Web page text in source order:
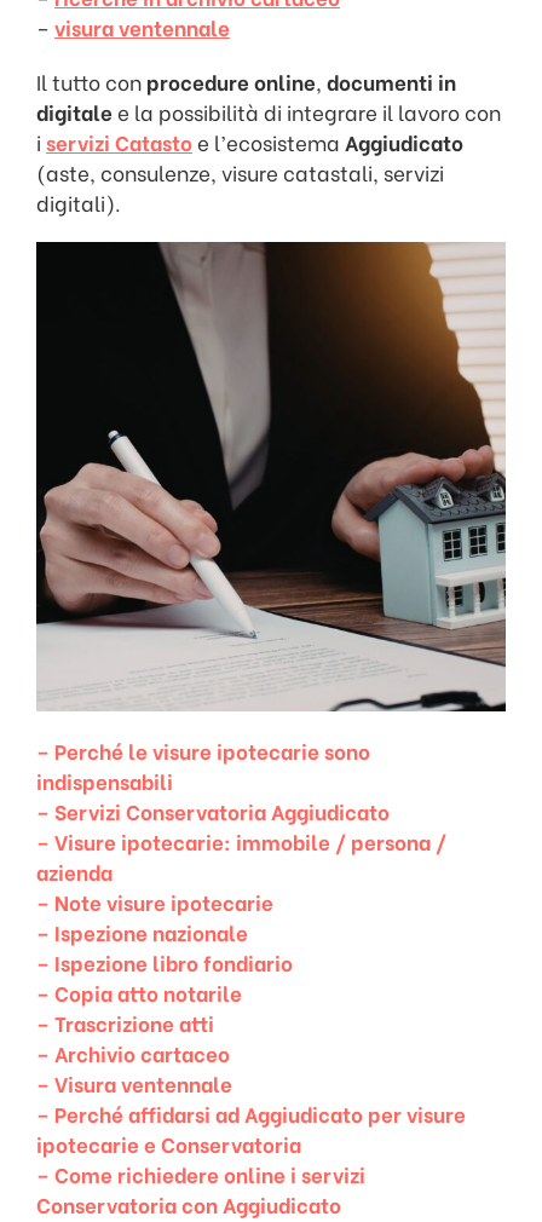
– visura ventennale
Il tutto con procedure online, documenti in
digitale e la possibilità di integrare il lavoro con
i servizi Catastoe l’ecosistema Aggiudicato
(aste, consulenze, visure catastali, servizi
digitali).
– Perché le visure ipotecarie sono
indispensabili
– Servizi Conservatoria Aggiudicato
– Visure ipotecarie: immobile / persona /
azienda
– Note visure ipotecarie
– Ispezione nazionale
– Ispezione libro fondiario
– Copia atto notarile
– Trascrizione atti
– Archivio cartaceo
– Visura ventennale
– Perché affidarsi ad Aggiudicato per visure
ipotecarie e Conservatoria
– Come richiedere online i servizi
Conservatoria con Aggiudicato